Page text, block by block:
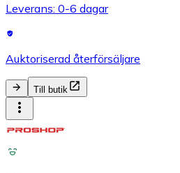
Leverans: 0-6 dagar
Auktoriserad återförsäljare
Till butik